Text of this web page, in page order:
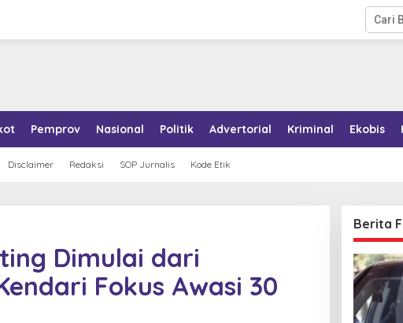
Pemprov Nasional Politik Advertorial Kriminal Ekobis
Disclaimer Redaksi SOP Jurnalis Kode Etik
Dimulai dari
Fokus Awasi 30
Berita